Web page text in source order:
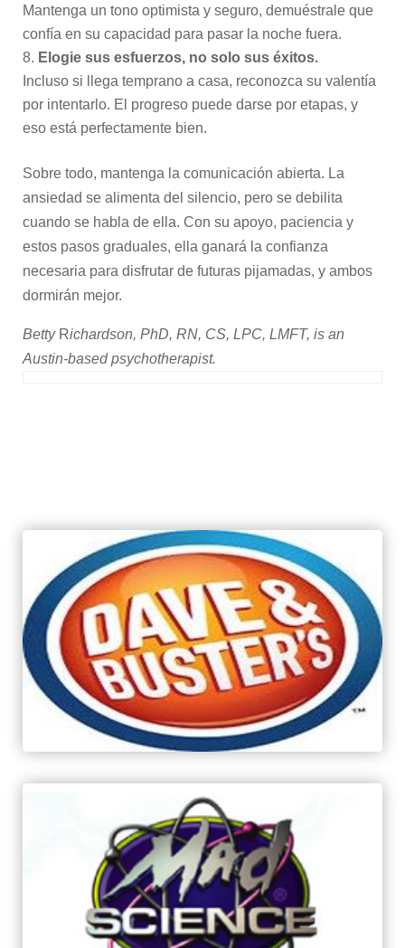
Mantenga un tono optimista y seguro, demuéstrale que
confía en su capacidad para pasar la noche fuera.
Elogie sus esfuerzos, no solo sus éxitos.
Incluso si llega temprano a casa, reconozca su valentía
por intentarlo. El progreso puede darse por etapas, y
eso está perfectamente bien.
Sobre todo, mantenga la comunicación abierta. La
ansiedad se alimenta del silencio, pero se debilita
cuando se habla de ella. Con su apoyo, paciencia y
estos pasos graduales, ella ganará la confianza
necesaria para disfrutar de futuras pijamadas, y ambos
dormirán mejor.
BettyRichardson, PhD, RN, CS, LPC, LMFT, is an
Austin-based psychotherapist.